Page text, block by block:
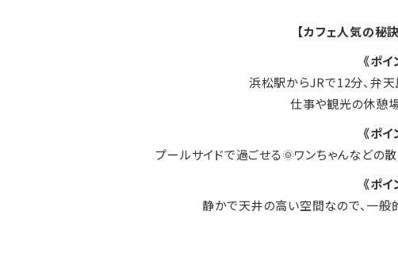
【カフェ人気の秘
《ポイ
浜松駅からJRで12分、弁
仕事や観光の休憩
《ポイ
プールサイドで過ごせる🌞ワンちゃんなどの
《ポイ
静かで天井の高い空間なので、一般